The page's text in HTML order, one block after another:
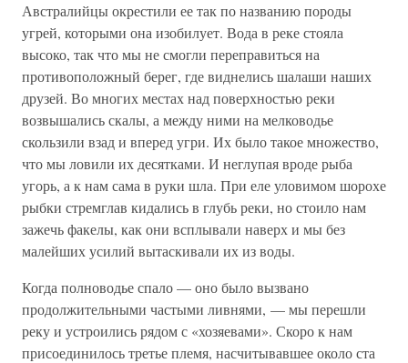
Австралийцы окрестили ее так по названию породы
угрей, которыми она изобилует. Вода в реке стояла
высоко, так что мы не смогли переправиться на
противоположный берег, где виднелись шалаши наших
друзей. Во многих местах над поверхностью реки
возвышались скалы, а между ними на мелководье
скользили взад и вперед угри. Их было такое множество,
что мы ловили их десятками. И неглупая вроде рыба
угорь, а к нам сама в руки шла. При еле уловимом шорохе
рыбки стремглав кидались в глубь реки, но стоило нам
зажечь факелы, как они всплывали наверх и мы без
малейших усилий вытаскивали их из воды.
Когда полноводье спало — оно было вызвано
продолжительными частыми ливнями, — мы перешли
реку и устроились рядом с «хозяевами». Скоро к нам
присоединилось третье племя, насчитывавшее около ста